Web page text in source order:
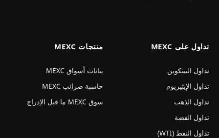
تداول على MEXC
تداول البيتكوين
تداول الإيثيريوم
تداول الذهب
تداول الفضة
تداول النفط (WTI)
منتجات MEXC
بيانات أسواق MEXC
حاسبة ضرائب MEXC
سوق MEXC ما قبل الإدراج